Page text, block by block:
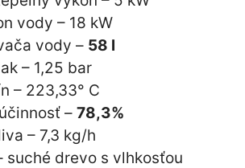
vody – 18 kW
vody – 58 l
– 1,25 bar
– 223,33° C
– 78,3%
– 7,3 kg/h
suché drevo s vlhkosťou